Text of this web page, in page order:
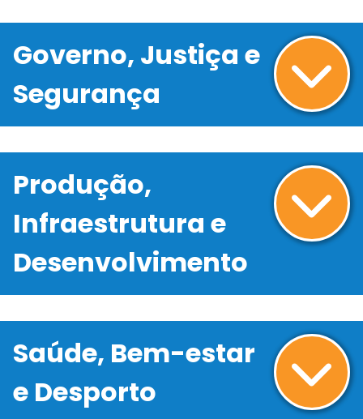
Governo, Justiça e
Segurança
Produção,
Infraestrutura e
Desenvolvimento
Saúde, Bem-estar
e Desporto